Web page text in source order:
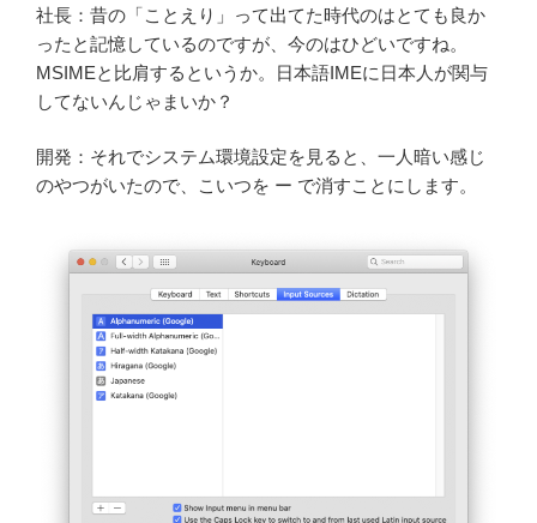
社長：昔の「ことえり」って出てた時代のはとても良か
ったと記憶しているのですが、今のはひどいですね。
MSIMEと比肩するというか。日本語IMEに日本人が関与
してないんじゃまいか？
開発：それでシステム環境設定を見ると、一人暗い感じ
のやつがいたので、こいつを ー で消すことにします。